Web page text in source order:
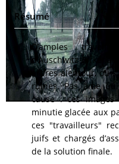
Résumé
D’amples
d’Auschwitz-
arbres alentour, ou
ruines. Pas âme
cause : ces
minutie glacée aux
ces "travailleurs"
juifs et chargés
de la solution finale.